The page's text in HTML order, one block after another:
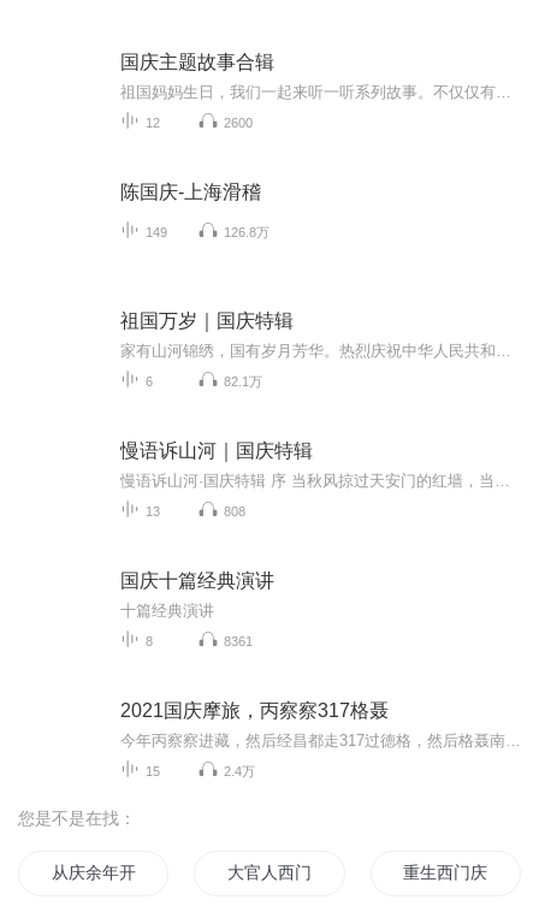
国庆主题故事合辑
12 2600
陈国庆-上海滑稽
149 126.8万
祖国万岁｜国庆特辑
6 82.1万
慢语诉山河｜国庆特辑
13 808
国庆十篇经典演讲
十篇经典演讲
8 8361
2021国庆摩旅，丙察察317格聂
15 2.4万
您是不是在找：
从庆余年开始打卡 大官人西门庆 重生西门庆